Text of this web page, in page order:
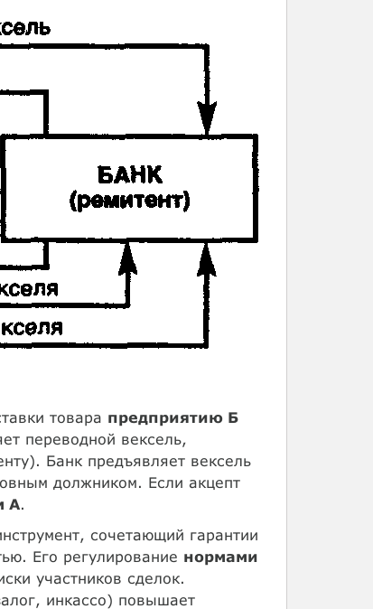
товара предприятию Б
переводной вексель,
Банк предъявляет вексель
должником. Если акцепт
А.
сочетающий гарантии
Его регулирование нормами
участников сделок.
инкассо) повышает